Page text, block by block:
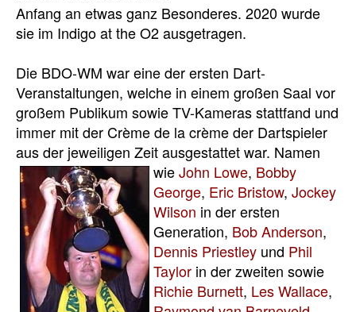
Anfang an etwas ganz Besonderes. 2020 wurde
sie im Indigo at the O2 ausgetragen.
Die BDO-WM war eine der ersten Dart-
Veranstaltungen, welche in einem großen Saal vor
großem Publikum sowie TV-Kameras stattfand und
immer mit der Crème de la crème der Dartspieler
aus der jeweiligen Zeit ausgestattet war. Namen
wieJohn Lowe, Bobby
George, Eric Bristow, Jockey
Wilson in der ersten
Generation, Bob Anderson,
Dennis Priestley und Phil
Taylor in der zweiten sowie
Richie Burnett, Les Wallace,